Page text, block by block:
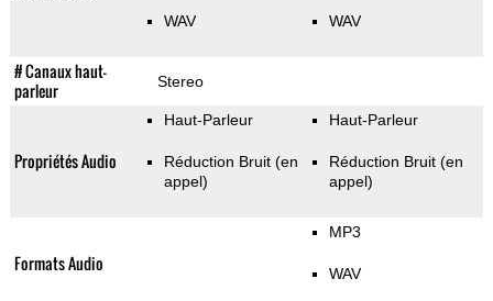
WAV WAV
# Canaux haut-
parleur
Stereo
Propriétés Audio
Haut-Parleur
Réduction Bruit (en
appel)
Haut-Parleur
Réduction Bruit (en
appel)
Formats Audio
MP3
WAV